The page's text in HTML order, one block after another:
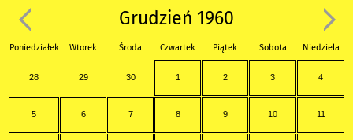
Grudzień 1960
Poniedziałek Wtorek Środa Czwartek Piątek Sobota Niedziela
28 29 30 1 2 3 4
5 6 7 8 9 10 11